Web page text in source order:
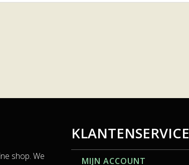
shop. We
KLANTENSERVICE
MIJN ACCOUNT